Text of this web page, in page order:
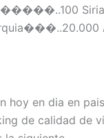
hoy en dia en
de calidad de